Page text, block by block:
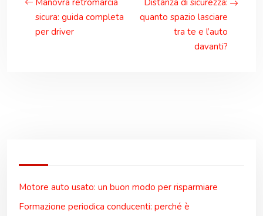
Manovra retromarcia
sicura: guida completa
per driver
Distanza di sicurezza:
quanto spazio lasciare
tra te e l’auto
davanti?
Motore auto usato: un buon modo per risparmiare
Formazione periodica conducenti: perché è